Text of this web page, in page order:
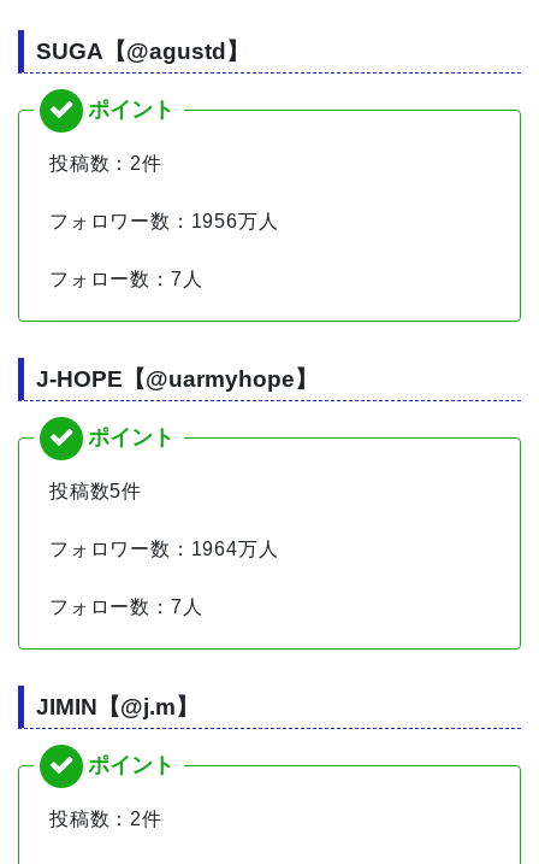
SUGA【@agustd】
投稿数：2件
フォロワー数：1956万人
フォロー数：7人
J-HOPE【@uarmyhope】
投稿数5件
フォロワー数：1964万人
フォロー数：7人
JIMIN【@j.m】
投稿数：2件